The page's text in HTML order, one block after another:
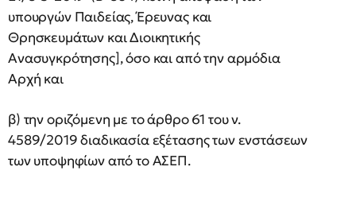
υπουργών Παιδείας, Έρευνας και
Θρησκευμάτων και Διοικητικής
Ανασυγκρότησης], όσο και από την αρμόδια
Αρχή και
β) την οριζόμενη με το άρθρο 61 του ν.
4589/2019 διαδικασία εξέτασης των ενστάσεων
των υποψηφίων από το ΑΣΕΠ.